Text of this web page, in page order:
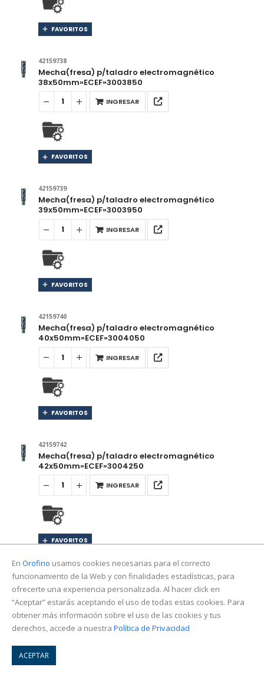
FAVORITOS
42159738
Mecha(fresa) p/taladro electromagnético
38x50mm»ECEF»3003850
INGRESAR
FAVORITOS
42159739
Mecha(fresa) p/taladro electromagnético
39x50mm»ECEF»3003950
INGRESAR
FAVORITOS
42159740
Mecha(fresa) p/taladro electromagnético
40x50mm»ECEF»3004050
INGRESAR
FAVORITOS
42159742
Mecha(fresa) p/taladro electromagnético
42x50mm»ECEF»3004250
INGRESAR
FAVORITOS
42159745
Mecha(fresa) p/taladro electromagnético
45x50mm»ECEF»3004550
INGRESAR
En Orofino usamos cookies necesarias para el correcto
funcionamiento de la Web y con finalidades estadísticas, para
ofrecerte una experiencia personalizada. Al hacer click en
“Aceptar” estarás aceptando el uso de todas estas cookies. Para
obtener más información sobre el uso de las cookies y tus
derechos, accede a nuestra Política de Privacidad
ACEPTAR